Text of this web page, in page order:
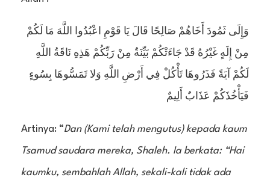
وَإِلَى ثَمُودَ أَخَاهُمْ صَالِحًا قَالَ يَا قَوْمِ اعْبُدُوا اللَّهَ مَا لَكُمْ
مِنْ إِلَهٍ غَيْرُهُ قَدْ جَاءَتْكُمْ بَيِّنَةٌ مِنْ رَبِّكُمْ هَذِهِ نَاقَةُ اللَّهِ
لَكُمْ آيَةً فَذَرُوهَا تَأْكُلْ فِي أَرْضِ اللَّهِ وَلا تَمَسُّوهَا بِسُوءٍ
فَيَأْخُذَكُمْ عَذَابٌ أَلِيمٌ
Artinya: “Dan (Kami telah mengutus) kepada kaum
Tsamud saudara mereka, Shaleh. Ia berkata: “Hai
kaumku, sembahlah Allah, sekali-kali tidak ada